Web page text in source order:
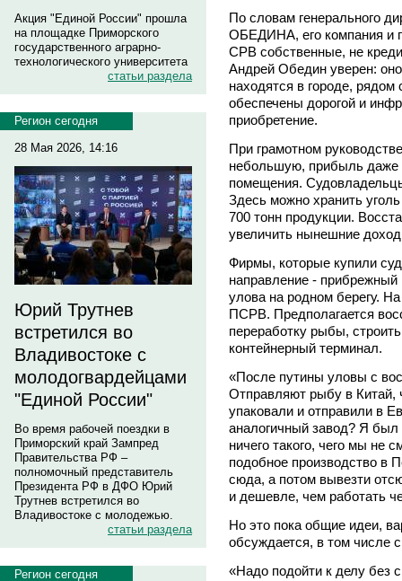
Акция "Единой России" прошла
на площадке Приморского
государственного аграрно-
технологического университета
статьи раздела
Регион сегодня
28 Мая 2026, 14:16
Юрий Трутнев
встретился во
Владивостоке с
молодогвардейцами
"Единой России"
Во время рабочей поездки в
Приморский край Зампред
Правительства РФ –
полномочный представитель
Президента РФ в ДФО Юрий
Трутнев встретился во
Владивостоке с молодежью.
статьи раздела
Регион сегодня
По словам генерального
ОБЕДИНА, его компания и
СРВ собственные, не
Андрей Обедин уверен: оно
находятся в городе,
обеспечены дорогой и
приобретение.
При грамотном
небольшую, прибыль даже
помещения.
Здесь можно хранить
700 тонн продукции.
увеличить нынешние
Фирмы, которые купили
направление - прибрежный
улова на родном берегу.
ПСРВ. Предполагается
переработку рыбы,
контейнерный терминал.
«После путины уловы с
Отправляют рыбу в Китай,
упаковали и отправили в
аналогичный завод? Я был
ничего такого, чего мы не
подобное производство в
сюда, а потом вывезти
и дешевле, чем работать
Но это пока общие идеи,
обсуждается, в том числе
«Надо подойти к делу без